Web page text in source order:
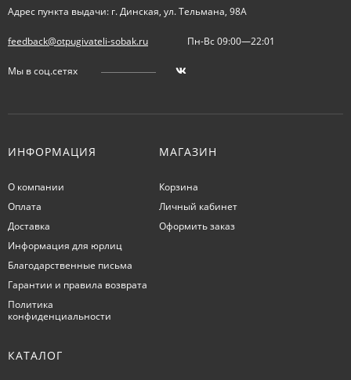
Адрес пункта выдачи: г. Динская, ул. Тельмана, 98А
feedback@otpugivateli-sobak.ru Пн-Вс 09:00—22:01
Мы в соц.сетях
ИНФОРМАЦИЯ
О компании
Оплата
Доставка
Информация для юрлиц
Благодарственные письма
Гарантии и правила возврата
Политика
конфиденциальности
МАГАЗИН
Корзина
Личный кабинет
Оформить заказ
КАТАЛОГ